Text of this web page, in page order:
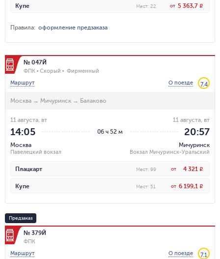
Купе Мест: 22 от 5 363,7 R
Правила: оформление предзаказа
№ 047Й
ФПК Скорый
Фирменный
Маршрут
О поезде 7.4
Москва → Мичуринск → Балаково
06 ч 52 м
11 августа, вт
14:05
Москва
Павелецкий вокзал
11 августа, вт
20:57
Мичуринск
Вокзал Мичуринск-Уральский
Плацкарт Мест: 99 от 4 321 R
Купе Мест: 51 от 6 199,1 R
Предзаказ
№ 379Й
ФПК
Маршрут
О поезде 7.1